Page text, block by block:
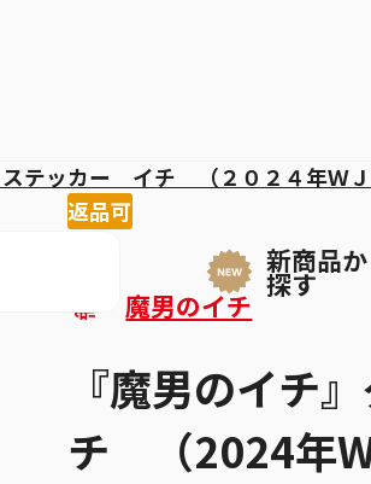
新商品
探す
ステッカー イチ （２０２４年Ｗ
返品可
魔男のイチ
『魔男のイチ
チ （2024年